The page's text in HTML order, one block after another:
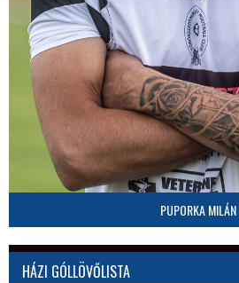
PUPORKA MILÁN
HÁZI GÓLLÖVŐLISTA